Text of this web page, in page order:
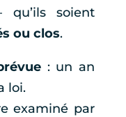
qu’ils soient
ou clos.
: un an
loi.
examiné par